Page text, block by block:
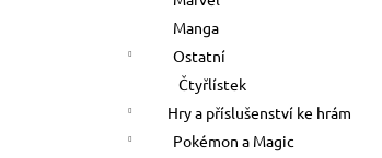
Manga
Ostatní
Čtyřlístek
Hry a příslušenství ke hrám
Pokémon a Magic